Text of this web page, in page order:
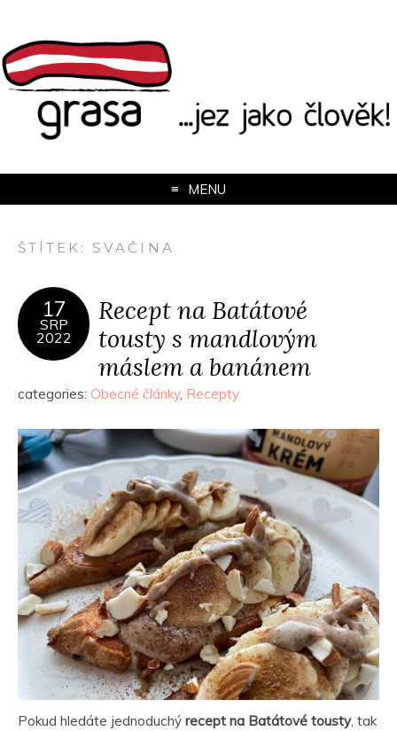
MENU
ŠTÍTEK: SVAČINA
17
SRP
2022
Recept na Batátové
tousty s mandlovým
máslem a banánem
categories: Obecné články, Recepty
Pokud hledáte jednoduchý recept na Batátové tousty, tak